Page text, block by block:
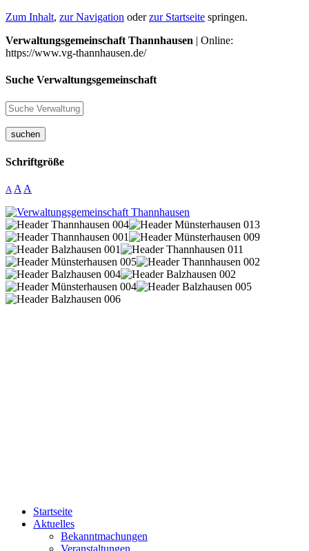
Zum Inhalt, zur Navigation oderzur Startseite springen.
Verwaltungsgemeinschaft Thannhausen | Online:
https://www.vg-thannhausen.de/
Suche Verwaltungsgemeinschaft
suchen
Schriftgröße
A A A
Startseite
Aktuelles
Bekanntmachungen
Veranstaltungen